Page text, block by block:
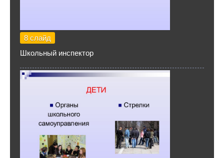
8 слайд
Школьный инспектор